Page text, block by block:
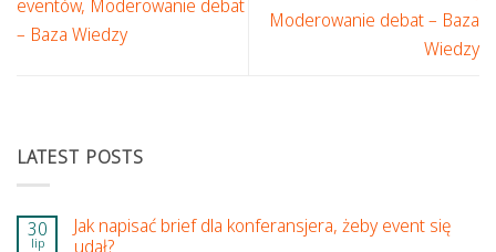
eventów, Moderowanie debat
– Baza Wiedzy
Moderowanie debat – Baza
Wiedzy
LATEST POSTS
30
lip
Jak napisać brief dla konferansjera, żeby event się
udał?